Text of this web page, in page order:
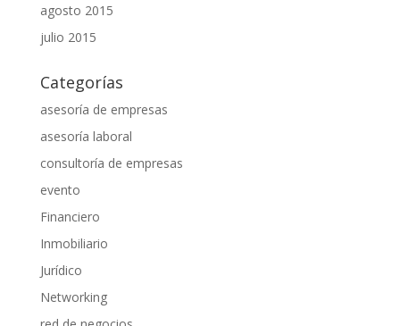
agosto 2015
julio 2015
Categorías
asesoría de empresas
asesoría laboral
consultoría de empresas
evento
Financiero
Inmobiliario
Jurídico
Networking